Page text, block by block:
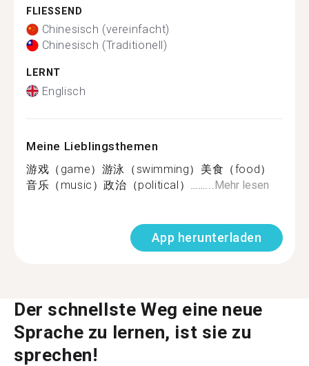
FLIESSEND
Chinesisch (vereinfacht)
Chinesisch (Traditionell)
LERNT
Englisch
Meine Lieblingsthemen
游戏（game）游泳（swimming）美食（food）
音乐（music）政治（political）……... Mehr lesen
App herunterladen
Der schnellste Weg eine neue
Sprache zu lernen, ist sie zu
sprechen!